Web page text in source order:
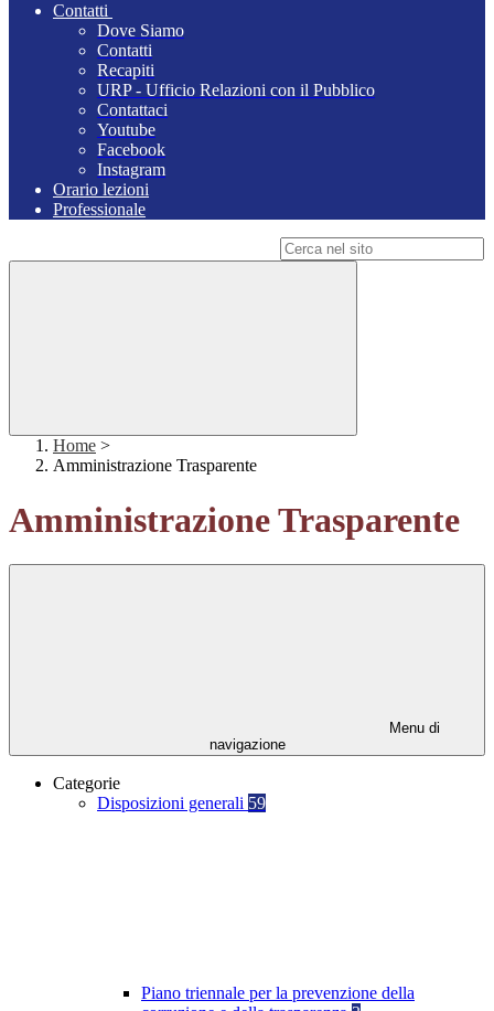
Contatti
Dove Siamo
Contatti
Recapiti
URP - Ufficio Relazioni con il Pubblico
Contattaci
Youtube
Facebook
Instagram
Orario lezioni
Professionale
Home >
Amministrazione Trasparente
Amministrazione Trasparente
Menu di
navigazione
Categorie
Disposizioni generali 59
Piano triennale per la prevenzione della